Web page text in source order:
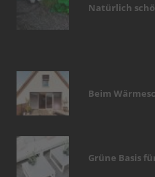
Natürlich
Beim
Grüne Basis